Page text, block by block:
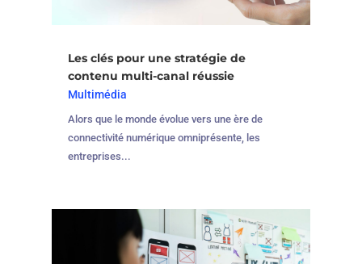
Les clés pour une stratégie de
contenu multi-canal réussie
Multimédia
Alors que le monde évolue vers une ère de
connectivité numérique omniprésente, les
entreprises...